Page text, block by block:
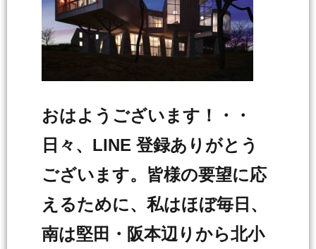
おはようございます！・・
日々、LINE 登録ありがとう
ございます。皆様の要望に応
えるために、私はほぼ毎日、
南は堅田・阪本辺りから北小